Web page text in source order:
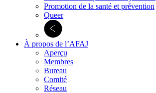
Promotion de la santé et prévention
Queer
À propos de l’AFAJ
Aperçu
Membres
Bureau
Comité
Réseau